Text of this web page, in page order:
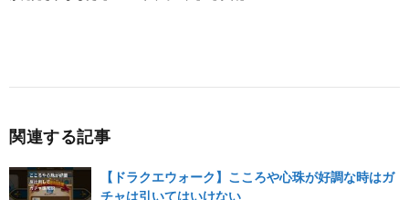
関連する記事
【ドラクエウォーク】こころや心珠が好調な時はガ
チャは引いてはいけない